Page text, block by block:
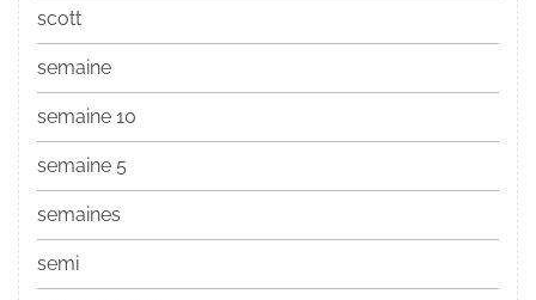
scott
semaine
semaine 10
semaine 5
semaines
semi